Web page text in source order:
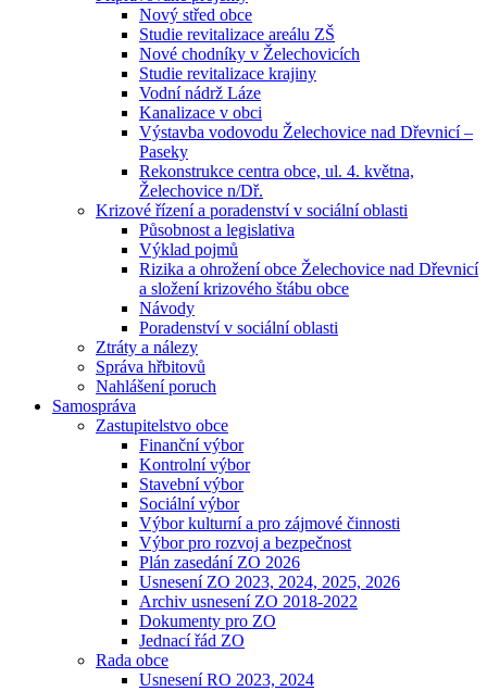
Nový střed obce
Studie revitalizace areálu ZŠ
Nové chodníky v Želechovicích
Studie revitalizace krajiny
Vodní nádrž Láze
Kanalizace v obci
Výstavba vodovodu Želechovice nad Dřevnicí –
Paseky
Rekonstrukce centra obce, ul. 4. května,
Želechovice n/Dř.
Krizové řízení a poradenství v sociální oblasti
Působnost a legislativa
Výklad pojmů
Rizika a ohrožení obce Želechovice nad Dřevnicí
a složení krizového štábu obce
Návody
Poradenství v sociální oblasti
Ztráty a nálezy
Správa hřbitovů
Nahlášení poruch
Samospráva
Zastupitelstvo obce
Finanční výbor
Kontrolní výbor
Stavební výbor
Sociální výbor
Výbor kulturní a pro zájmové činnosti
Výbor pro rozvoj a bezpečnost
Plán zasedání ZO 2026
Usnesení ZO 2023, 2024, 2025, 2026
Archiv usnesení ZO 2018-2022
Dokumenty pro ZO
Jednací řád ZO
Rada obce
Usnesení RO 2023, 2024